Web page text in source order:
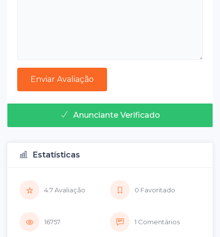
Anunciante Verificado
Estatísticas
4.7 Avaliação 0 Favoritado
16757 1 Comentários